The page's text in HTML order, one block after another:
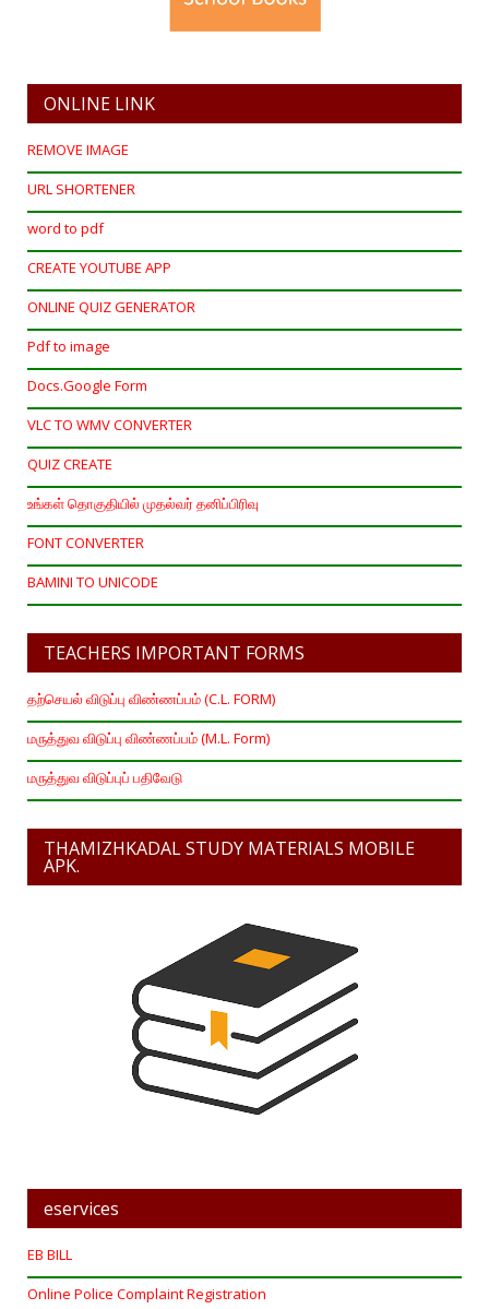
ONLINE LINK
REMOVE IMAGE
URL SHORTENER
word to pdf
CREATE YOUTUBE APP
ONLINE QUIZ GENERATOR
Pdf to image
Docs.Google Form
VLC TO WMV CONVERTER
QUIZ CREATE
உங்கள் தொகுதியில் முதல்வர் தனிப்பிரிவு
FONT CONVERTER
BAMINI TO UNICODE
TEACHERS IMPORTANT FORMS
தற்செயல் விடுப்பு விண்ணப்பம் (C.L. FORM)
மருத்துவ விடுப்பு விண்ணப்பம் (M.L. Form)
மருத்துவ விடுப்புப் பதிவேடு
THAMIZHKADAL STUDY MATERIALS MOBILE
APK.
eservices
EB BILL
Online Police Complaint Registration